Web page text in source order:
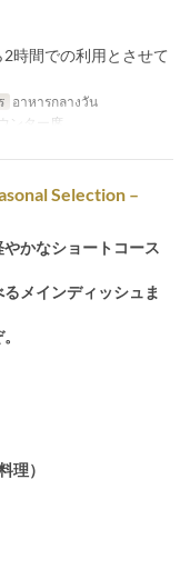
時間での利用とさせて
อาหารกลางวัน
ンター席
Selection –
かなショートコース
メインディッシュま
理）